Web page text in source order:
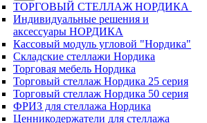
ТОРГОВЫЙ СТЕЛЛАЖ НОРДИКА
Индивидуальные решения и
аксессуары НОРДИКА
Кассовый модуль угловой "Нордика"
Складские стеллажи Нордика
Торговая мебель Нордика
Торговый стеллаж Нордика 25 серия
Торговый стеллаж Нордика 50 серия
ФРИЗ для стеллажа Нордика
Ценникодержатели для стеллажа